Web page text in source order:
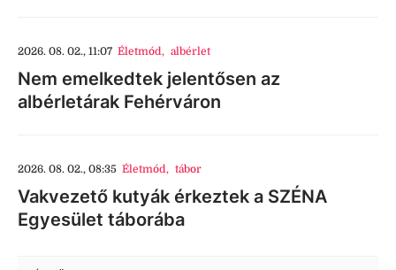
2026. 08. 02., 11:07 Életmód, albérlet
Nem emelkedtek jelentősen az
albérletárak Fehérváron
2026. 08. 02., 08:35 Életmód, tábor
Vakvezető kutyák érkeztek a SZÉNA
Egyesület táborába